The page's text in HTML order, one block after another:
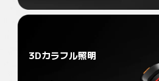
3Dカラフル照明